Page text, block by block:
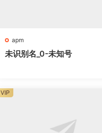
apm
未识别名_0-未知号
VIP